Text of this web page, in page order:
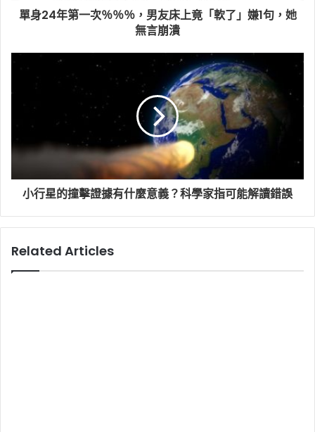
單身24年第一次％％％，男友床上竟「軟了」嫌1句，她
無言崩潰
小行星的撞擊證據有什麼意義？科學家指可能解讀錯誤
Related Articles